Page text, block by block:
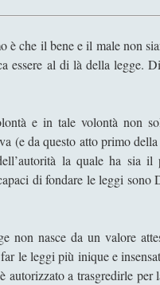
è che il bene e il male non
essere al di là della legge.
e in tale volontà non
(e da questo atto primo
la quale ha sia
di fondare le leggi sono
non nasce da un valore
le leggi più inique e
autorizzato a trasgredirle